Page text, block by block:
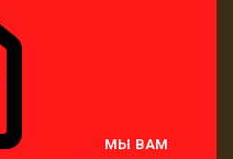
МЫ ВАМ